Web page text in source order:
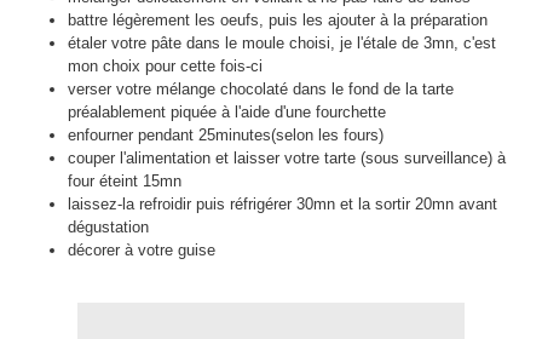
battre légèrement les oeufs, puis les ajouter à la préparation
étaler votre pâte dans le moule choisi, je l'étale de 3mn, c'est
mon choix pour cette fois-ci
verser votre mélange chocolaté dans le fond de la tarte
préalablement piquée à l'aide d'une fourchette
enfourner pendant 25minutes(selon les fours)
couper l'alimentation et laisser votre tarte (sous surveillance) à
four éteint 15mn
laissez-la refroidir puis réfrigérer 30mn et la sortir 20mn avant
dégustation
décorer à votre guise